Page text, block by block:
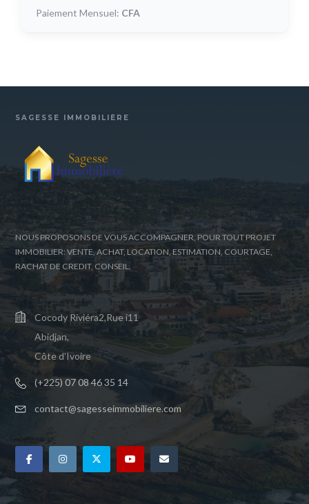
Paiement Mensuel: CFA
SAGESSE IMMOBILIÈRE
NOUS PROPOSONS DE VOUS ACCOMPAGNER, POUR TOUT PROJET
IMMOBILIER: VENTE, ACHAT, LOCATION, ESTIMATION, COURTAGE,
RACHAT DE CREDIT, CONSEIL.
Cocody Riviéra2,Rue i11
Abidjan,
Côte d'Ivoire
(+225) 07 08 46 35 14
contact@sagesseimmobiliere.com